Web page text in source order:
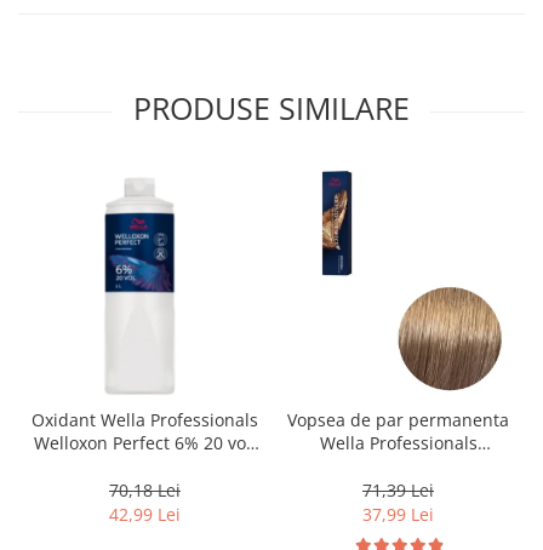
PRODUSE SIMILARE
Oxidant Wella Professionals
Welloxon Perfect 6% 20 vol,
70,18 Lei
42,99 Lei
Vopsea de par permanenta
Wella Professionals
Blond Deschis Natural, 60
ml
71,39 Lei
37,99 Lei